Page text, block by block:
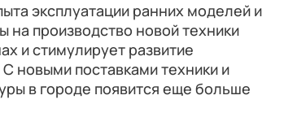
эксплуатации ранних моделей и
на производство новой техники
и стимулирует развитие
новыми поставками техники и
в городе появится еще больше